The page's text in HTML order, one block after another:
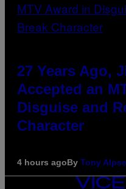
27 Years Ago,
Accepted an
Disguise and
Character
4 hours agoBy Tony
VICE